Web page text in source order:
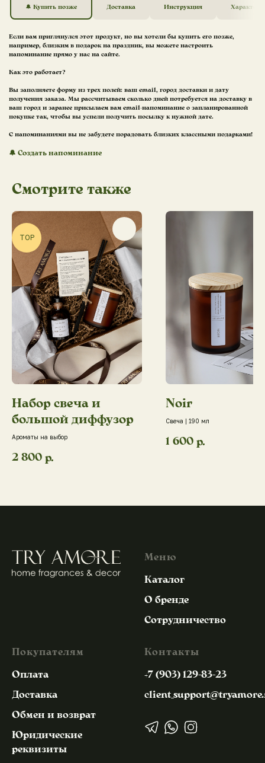
🔔 Купить позже Доставка Инструкция
Если вам приглянулся этот продукт, но вы хотели бы купить его позже,
например, близким в подарок на праздник, вы можете настроить
напоминание прямо у нас на сайте.
Как это работает?
Вы заполняете форму из трех полей: ваш email, город доставки и дату
получения заказа. Мы рассчитываем сколько дней потребуется на доставку в
ваш город и заранее присылаем вам email-напоминание о запланированной
покупке так, чтобы вы успели получить посылку к нужной дате.
С напоминаниями вы не забудете порадовать близких классными подарками!
🔔 Создать напоминание
Смотрите также
TOP
Набор свеча и
большой диффузор
Ароматы на выбор
2 800 р.
Noir
Свеча | 190 мл
1 600 р.
Меню
Каталог
О бренде
Сотрудничество
Покупателям
Оплата
Доставка
Обмен и возврат
Юридические
реквизиты
Контакты
+7 (903) 129-83-23